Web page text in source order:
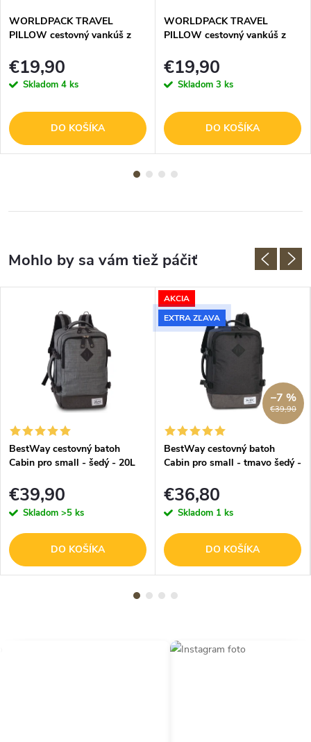
WORLDPACK TRAVEL
PILLOW cestovný vankúš z
€19,90
Skladom 4 ks
DO KOŠÍKA
WORLDPACK TRAVEL
PILLOW cestovný vankúš z
€19,90
Skladom 3 ks
DO KOŠÍKA
BestWay cestovný batoh
Cabin pro small - šedý - 20L
€39,90
Skladom >5 ks
DO KOŠÍKA
AKCIA
EXTRA ZĽAVA
€39,90
–7 %
BestWay cestovný batoh
Cabin pro small - tmavo šedý -
€36,80
Skladom 1 ks
DO KOŠÍKA